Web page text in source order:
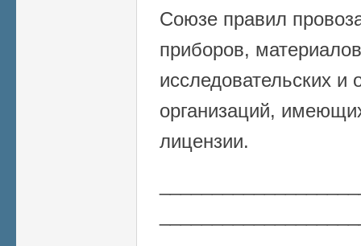
Союзе правил
приборов,
исследовательских и
организаций,
лицензии.